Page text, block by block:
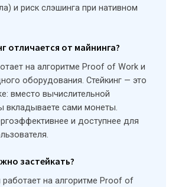
и риск слэшинга при нативном
отличается от майнинга?
на алгоритме Proof of Work и
оборудования. Стейкинг — это
вместо вычислительной
вкладываете сами монеты.
и доступнее для
застейкать?
работает на алгоритме Proof of